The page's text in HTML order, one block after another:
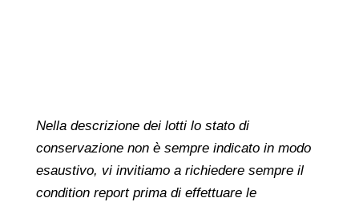
Nella descrizione dei lotti lo stato di
conservazione non è sempre indicato in modo
esaustivo, vi invitiamo a richiedere sempre il
condition report prima di effettuare le